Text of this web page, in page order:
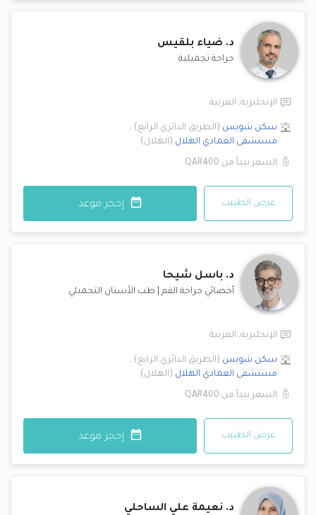
د. ضياء بلقيس
جراحة تجميلية
الإنجليزية, العربية
سكن شويس (الطريق الدائري الرابع)
,
مستشفى العمادي الهلال (الهلال)
السعر يبدأ من QAR400
عرض الطبيب إحجز موعد
د. باسل شيحا
أخصائي جراحة الفم طب الأسنان التجميلي
الإنجليزية, العربية
سكن شويس (الطريق الدائري الرابع)
,
مستشفى العمادي الهلال (الهلال)
السعر يبدأ من QAR400
عرض الطبيب إحجز موعد
د. نعيمة علي الساحلي